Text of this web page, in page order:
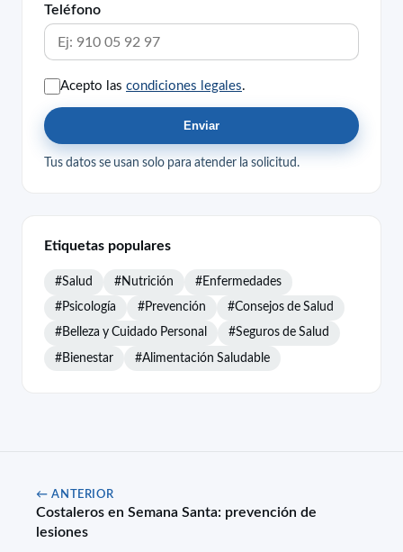
Teléfono
Acepto las condiciones legales.
Enviar
Tus datos se usan solo para atender la solicitud.
Etiquetas populares
#Salud #Nutrición #Enfermedades
#Psicología #Prevención #Consejos de Salud
#Belleza y Cuidado Personal #Seguros de Salud
#Bienestar #Alimentación Saludable
← ANTERIOR
Costaleros en Semana Santa: prevención de
lesiones